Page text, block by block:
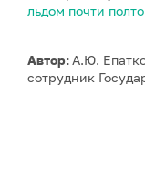
льдом почти
Автор:А.Ю.
сотрудник